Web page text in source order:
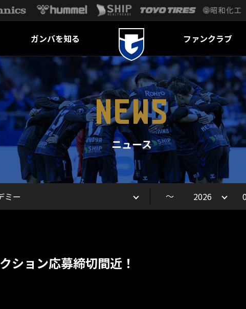
ガンバを知る ファンクラブ
NEWS
ニュース
～
ション応募締切間近！